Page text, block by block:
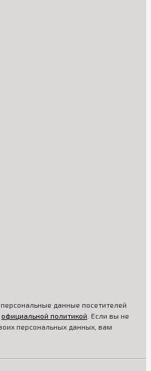
данные посетителей
официальной политикой . Если вы не
персональных данных, вам